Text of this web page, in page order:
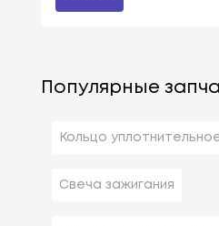
Популярные
Кольцо
Свеча зажигания